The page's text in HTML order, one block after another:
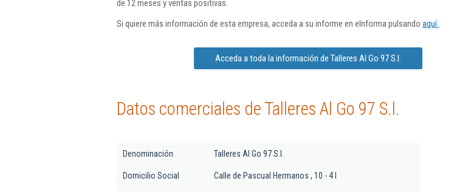
de 12 meses y ventas positivas.
Si quiere más información de esta empresa, acceda a su informe en eInforma pulsando aquí.
Acceda a toda la información de Talleres Al Go 97 S.l.
Datos comerciales de Talleres Al Go 97 S.l.
Denominación Talleres Al Go 97 S.l.
Domicilio Social Calle de Pascual Hermanos , 10 - 4 I